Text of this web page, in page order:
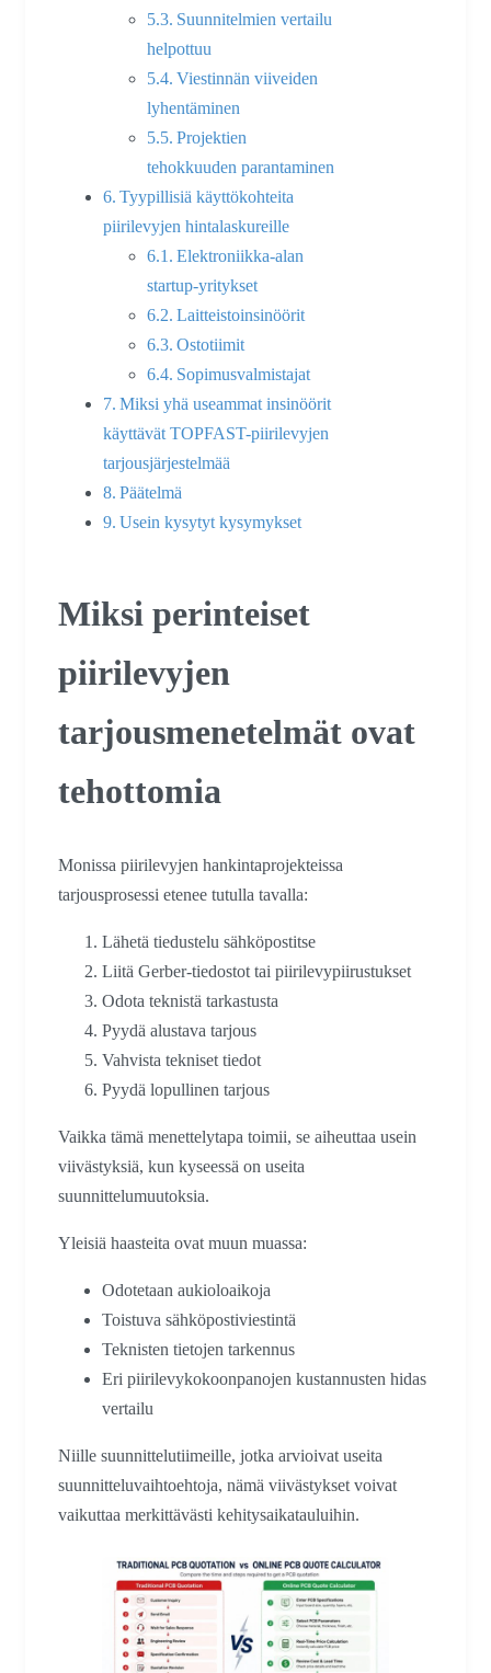
Suunnitelmien vertailu
helpottuu
Viestinnän viiveiden
lyhentäminen
Projektien
tehokkuuden parantaminen
Tyypillisiä käyttökohteita
piirilevyjen hintalaskureille
Elektroniikka-alan
startup-yritykset
Laitteistoinsinöörit
Ostotiimit
Sopimusvalmistajat
Miksi yhä useammat insinöörit
käyttävät TOPFAST-piirilevyjen
tarjousjärjestelmää
Päätelmä
Usein kysytyt kysymykset
Miksi perinteiset
piirilevyjen
tarjousmenetelmät ovat
tehottomia
Monissa piirilevyjen hankintaprojekteissa
tarjousprosessi etenee tutulla tavalla:
Lähetä tiedustelu sähköpostitse
Liitä Gerber-tiedostot tai piirilevypiirustukset
Odota teknistä tarkastusta
Pyydä alustava tarjous
Vahvista tekniset tiedot
Pyydä lopullinen tarjous
Vaikka tämä menettelytapa toimii, se aiheuttaa usein
viivästyksiä, kun kyseessä on useita
suunnittelumuutoksia.
Yleisiä haasteita ovat muun muassa:
Odotetaan aukioloaikoja
Toistuva sähköpostiviestintä
Teknisten tietojen tarkennus
Eri piirilevykokoonpanojen kustannusten hidas
vertailu
Niille suunnittelutiimeille, jotka arvioivat useita
suunnitteluvaihtoehtoja, nämä viivästykset voivat
vaikuttaa merkittävästi kehitysaikatauluihin.